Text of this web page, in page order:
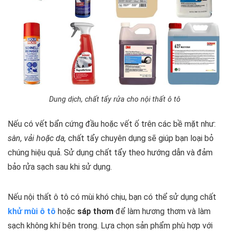
Dung dịch, chất tẩy rửa cho nội thất ô tô
Nếu có vết bẩn cứng đầu hoặc vết ố trên các bề mặt như:
sàn, vải hoặc da, chất tẩy chuyên dụng sẽ giúp bạn loại bỏ
chúng hiệu quả. Sử dụng chất tẩy theo hướng dẫn và đảm
bảo rửa sạch sau khi sử dụng.
Nếu nội thất ô tô có mùi khó chịu, bạn có thể sử dụng chất
khử mùi ô tô hoặc sáp thơm để làm hương thơm và làm
sạch không khí bên trong. Lựa chọn sản phẩm phù hợp với